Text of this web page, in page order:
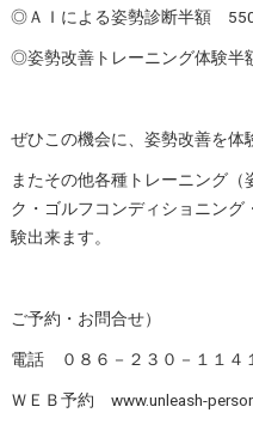
◎ＡＩによる姿勢診断半額 550
◎姿勢改善トレーニング体験半
ぜひこの機会に、姿勢改善を体
またその他各種トレーニング
ク・ゴルフコンディショニン
験出来ます。
ご予約・お問合せ）
電話 ０８６－２３０－１１４１
ＷＥＢ予約 www.unleash-